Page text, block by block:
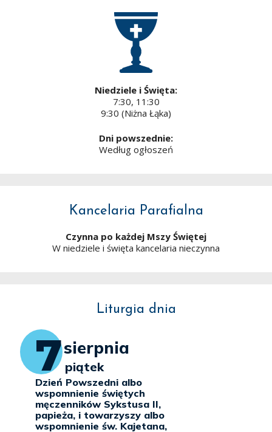
Niedziele i Święta:
7:30, 11:30
9:30 (Niżna Łąka)
Dni powszednie:
Według ogłoszeń
Kancelaria Parafialna
Czynna po każdej Mszy Świętej
W niedziele i święta kancelaria nieczynna
Liturgia dnia